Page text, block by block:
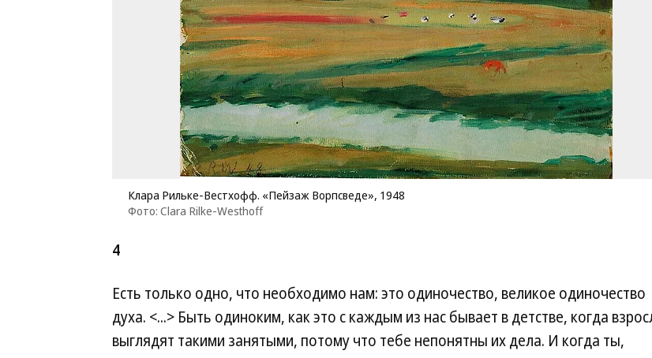
Клара Рильке-Вестхофф. «Пейзаж Ворпсведе», 1948
Фото: Clara Rilke-Westhoff
4
Есть только одно, что необходимо нам: это одиночество, великое одиночество
духа. <...> Быть одиноким, как это с каждым из нас бывает в детстве, когда
выглядят такими занятыми, потому что тебе непонятны их дела. И когда ты,